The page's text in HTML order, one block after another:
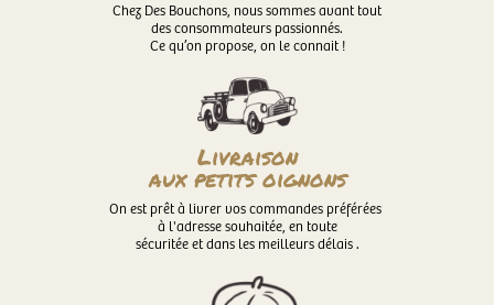
Chez Des Bouchons, nous sommes avant tout
des consommateurs passionnés.
Ce qu’on propose, on le connait !
Livraison
aux petits oignons
On est prêt à livrer vos commandes préférées
à l'adresse souhaitée, en toute
sécuritée et dans les meilleurs délais .